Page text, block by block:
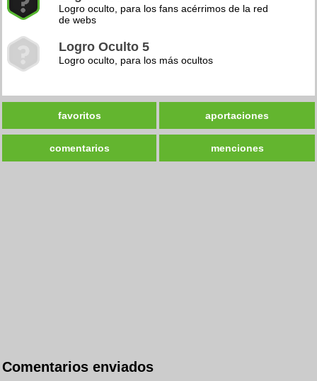
Logro oculto, para los fans acérrimos de la red
de webs
Logro Oculto 5
Logro oculto, para los más ocultos
favoritos aportaciones
comentarios menciones
Comentarios enviados